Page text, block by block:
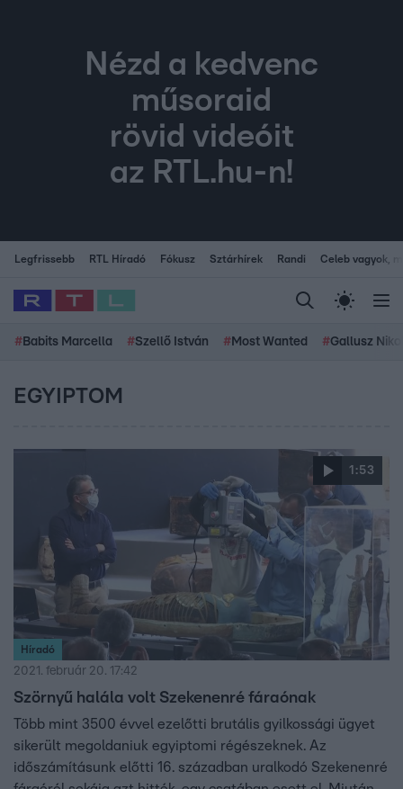
Nézd a kedvenc
műsoraid
rövid videóit
az RTL.hu-n!
Legfrissebb RTL Híradó Fókusz Sztárhírek Randi Celeb vagyok,
# Babits Marcella #Szellő István # Most Wanted #Gallusz
EGYIPTOM
1:53
Híradó
2021. február 20. 17:42
Szörnyű halála volt Szekenenré fáraónak
Több mint 3500 évvel ezelőtti brutális gyilkossági ügyet
sikerült megoldaniuk egyiptomi régészeknek. Az
időszámításunk előtti 16. században uralkodó Szekenenré